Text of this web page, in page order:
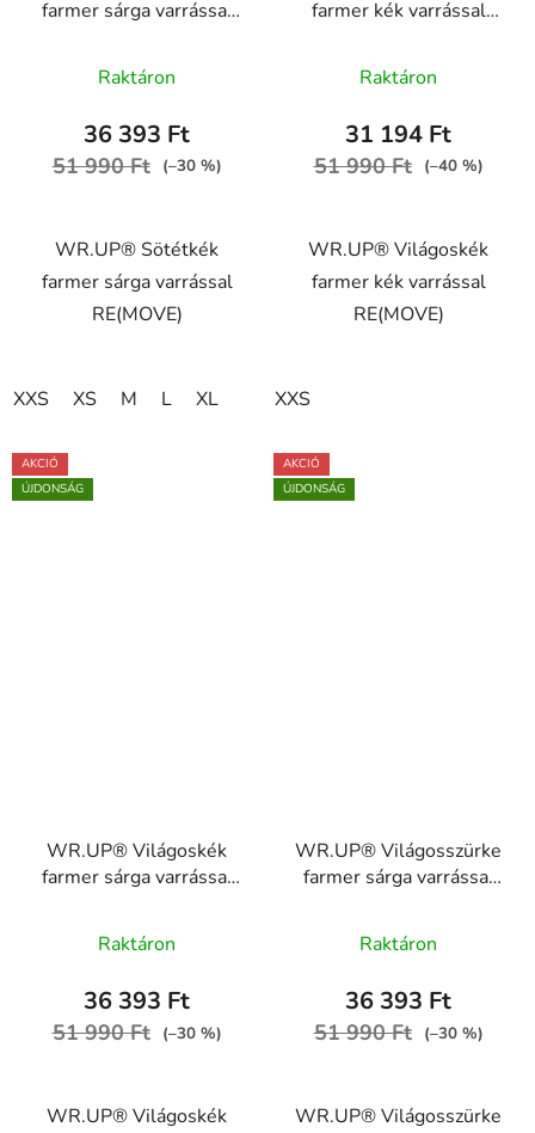
farmer sárga varrással
WRUP1RC002ORG,
J0Y
Raktáron
36 393 Ft
51 990 Ft (–30 %)
WR.UP® Sötétkék
farmer sárga varrással
RE(MOVE)
XXS XS M L XL
farmer kék varrással
WRUP1RC002ORG,
J4Btermék
átlagos
értékelése
5,0
csillag.
Raktáron
31 194 Ft
51 990 Ft (–40 %)
WR.UP® Világoskék
farmer kék varrással
RE(MOVE)
XXS
AKCIÓ
ÚJDONSÁG
WR.UP® Világoskék
farmer sárga varrással
WRUP1RC002ORG,
J4Ytermék
átlagos
értékelése
5,0
Raktáron
36 393 Ft
51 990 Ft (–30 %)
WR.UP® Világoskék
AKCIÓ
ÚJDONSÁG
WR.UP® Világosszürke
farmer sárga varrással
WRUP1RC002ORG,
J3Y
Raktáron
36 393 Ft
51 990 Ft (–30 %)
WR.UP® Világosszürke